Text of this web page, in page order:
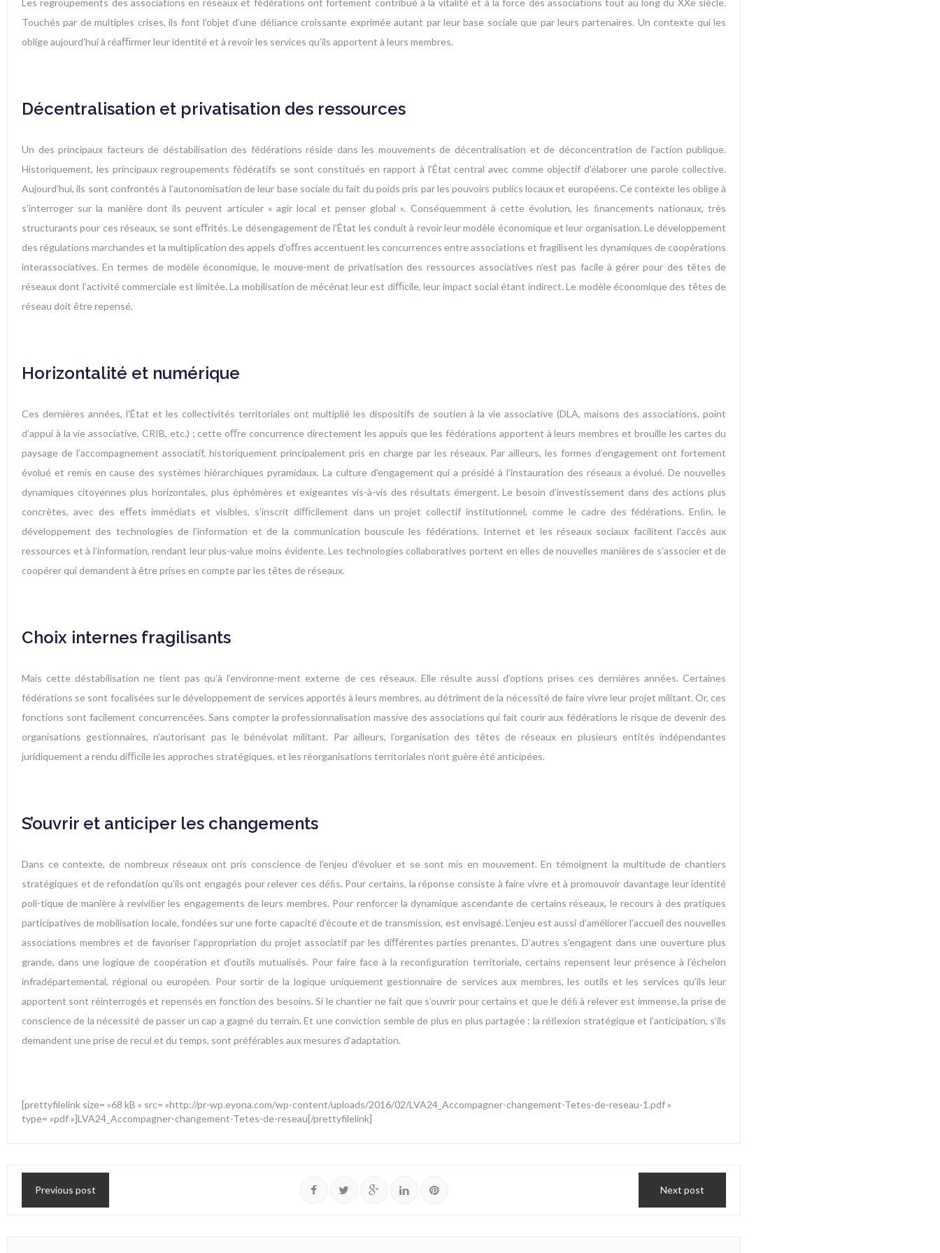
Les regroupements des associations en réseaux et fédérations ont fortement contribué à la vitalité et à la force des associations tout au long du XXe siècle.
Touchés par de multiples crises, ils font l’objet d’une déﬁance croissante exprimée autant par leur base sociale que par leurs partenaires. Un contexte qui les
oblige aujourd’hui à réaﬃrmer leur identité et à revoir les services qu’ils apportent à leurs membres.
Décentralisation et privatisation des ressources
Un des principaux facteurs de déstabilisation des fédérations réside dans les mouvements de décentralisation et de déconcentration de l’action publique.
Historiquement, les principaux regroupements fédératifs se sont constitués en rapport à l’État central avec comme objectif d’élaborer une parole collective.
Aujourd’hui, ils sont confrontés à l’autonomisation de leur base sociale du fait du poids pris par les pouvoirs publics locaux et européens. Ce contexte les oblige à
s’interroger sur la manière dont ils peuvent articuler « agir local et penser global ». Conséquemment à cette évolution, les ﬁnancements nationaux, très
structurants pour ces réseaux, se sont eﬀrités. Le désengagement de l’État les conduit à revoir leur modèle économique et leur organisation. Le développement
des régulations marchandes et la multiplication des appels d’oﬀres accentuent les concurrences entre associations et fragilisent les dynamiques de coopérations
interassociatives. En termes de modèle économique, le mouve-ment de privatisation des ressources associatives n’est pas facile à gérer pour des têtes de
réseaux dont l’activité commerciale est limitée. La mobilisation de mécénat leur est diﬃcile, leur impact social étant indirect. Le modèle économique des têtes de
réseau doit être repensé.
Horizontalité et numérique
Ces dernières années, l’État et les collectivités territoriales ont multiplié les dispositifs de soutien à la vie associative (DLA, maisons des associations, point
d’appui à la vie associative, CRIB, etc.) ; cette oﬀre concurrence directement les appuis que les fédérations apportent à leurs membres et brouille les cartes du
paysage de l’accompagnement associatif, historiquement principalement pris en charge par les réseaux. Par ailleurs, les formes d’engagement ont fortement
évolué et remis en cause des systèmes hiérarchiques pyramidaux. La culture d’engagement qui a présidé à l’instauration des réseaux a évolué. De nouvelles
dynamiques citoyennes plus horizontales, plus éphémères et exigeantes vis-à-vis des résultats émergent. Le besoin d’investissement dans des actions plus
concrètes, avec des eﬀets immédiats et visibles, s’inscrit diﬃcilement dans un projet collectif institutionnel, comme le cadre des fédérations. Enﬁn, le
développement des technologies de l’information et de la communication bouscule les fédérations. Internet et les réseaux sociaux facilitent l’accès aux
ressources et à l’information, rendant leur plus-value moins évidente. Les technologies collaboratives portent en elles de nouvelles manières de s’associer et de
coopérer qui demandent à être prises en compte par les têtes de réseaux.
Choix internes fragilisants
Mais cette déstabilisation ne tient pas qu’à l’environne-ment externe de ces réseaux. Elle résulte aussi d’options prises ces dernières années. Certaines
fédérations se sont focalisées sur le développement de services apportés à leurs membres, au détriment de la nécessité de faire vivre leur projet militant. Or, ces
fonctions sont facilement concurrencées. Sans compter la professionnalisation massive des associations qui fait courir aux fédérations le risque de devenir des
organisations gestionnaires, n’autorisant pas le bénévolat militant. Par ailleurs, l’organisation des têtes de réseaux en plusieurs entités indépendantes
juridiquement a rendu diﬃcile les approches stratégiques, et les réorganisations territoriales n’ont guère été anticipées.
S’ouvrir et anticiper les changements
Dans ce contexte, de nombreux réseaux ont pris conscience de l’enjeu d’évoluer et se sont mis en mouvement. En témoignent la multitude de chantiers
stratégiques et de refondation qu’ils ont engagés pour relever ces déﬁs. Pour certains, la réponse consiste à faire vivre et à promouvoir davantage leur identité
poli-tique de manière à reviviﬁer les engagements de leurs membres. Pour renforcer la dynamique ascendante de certains réseaux, le recours à des pratiques
participatives de mobilisation locale, fondées sur une forte capacité d’écoute et de transmission, est envisagé. L’enjeu est aussi d’améliorer l’accueil des nouvelles
associations membres et de favoriser l’appropriation du projet associatif par les diﬀérentes parties prenantes. D’autres s’engagent dans une ouverture plus
grande, dans une logique de coopération et d’outils mutualisés. Pour faire face à la reconﬁguration territoriale, certains repensent leur présence à l’échelon
infradépartemental, régional ou européen. Pour sortir de la logique uniquement gestionnaire de services aux membres, les outils et les services qu’ils leur
apportent sont réinterrogés et repensés en fonction des besoins. Si le chantier ne fait que s’ouvrir pour certains et que le déﬁ à relever est immense, la prise de
conscience de la nécessité de passer un cap a gagné du terrain. Et une conviction semble de plus en plus partagée : la réﬂexion stratégique et l’anticipation, s’ils
demandent une prise de recul et du temps, sont préférables aux mesures d’adaptation.
[prettyfilelink size= »68 kB » src= »http://pr-wp.eyona.com/wp-content/uploads/2016/02/LVA24_Accompagner-changement-Tetes-de-reseau-1.pdf »
type= »pdf »]LVA24_Accompagner-changement-Tetes-de-reseau[/prettyfilelink]
Previous post Next post